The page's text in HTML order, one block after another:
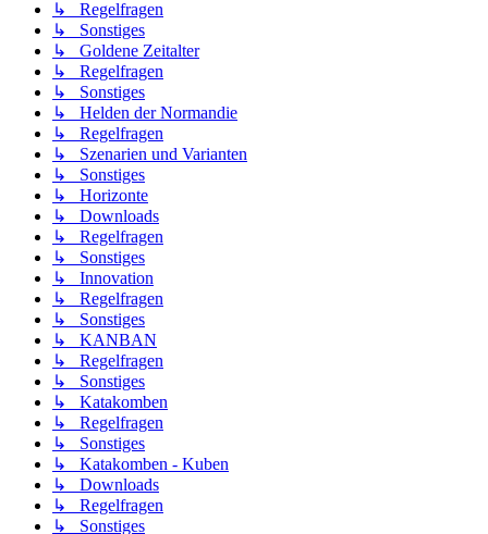
↳ Regelfragen
↳ Sonstiges
↳ Goldene Zeitalter
↳ Regelfragen
↳ Sonstiges
↳ Helden der Normandie
↳ Regelfragen
↳ Szenarien und Varianten
↳ Sonstiges
↳ Horizonte
↳ Downloads
↳ Regelfragen
↳ Sonstiges
↳ Innovation
↳ Regelfragen
↳ Sonstiges
↳ KANBAN
↳ Regelfragen
↳ Sonstiges
↳ Katakomben
↳ Regelfragen
↳ Sonstiges
↳ Katakomben - Kuben
↳ Downloads
↳ Regelfragen
↳ Sonstiges